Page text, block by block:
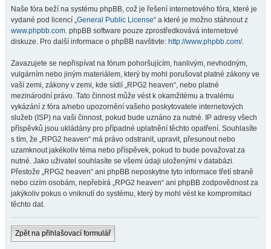
Naše fóra beží na systému phpBB, což je řešení internetového fóra, které je
vydané pod licencí „General Public License“ a které je možno stáhnout z
www.phpbb.com. phpBB software pouze zprostředkovává internetové
diskuze. Pro další informace o phpBB navštivte: http://www.phpbb.com/.
Zavazujete se nepřispívat na fórum pohoršujícím, hanlivým, nevhodným,
vulgárním nebo jiným materiálem, který by mohl porušovat platné zákony ve
vaší zemi, zákony v zemi, kde sídlí „RPG2 heaven“, nebo platné
mezinárodní právo. Tato činnost může vést k okamžitému a trvalému
vykázání z fóra a/nebo upozornění vašeho poskytovatele internetových
služeb (ISP) na vaši činnost, pokud bude uznáno za nutné. IP adresy všech
příspěvků jsou ukládány pro případné uplatnění těchto opatření. Souhlasíte
s tím, že „RPG2 heaven“ má právo odstranit, upravit, přesunout nebo
uzamknout jakékoliv téma nebo příspěvek, pokud to bude považovat za
nutné. Jako uživatel souhlasíte se všemi údaji uloženými v databázi.
Přestože „RPG2 heaven“ ani phpBB neposkytne tyto informace třetí straně
nebo cizím osobám, nepřebírá „RPG2 heaven“ ani phpBB zodpovědnost za
jakýkoliv pokus o vniknutí do systému, který by mohl vést ke kompromitaci
těchto dat.
Zpět na přihlašovací formulář